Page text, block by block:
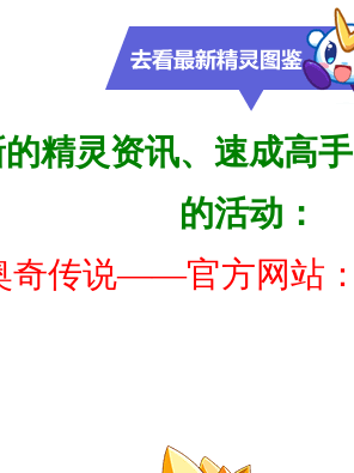
精灵资讯、速成高
的活动：
奇传说——官方网站